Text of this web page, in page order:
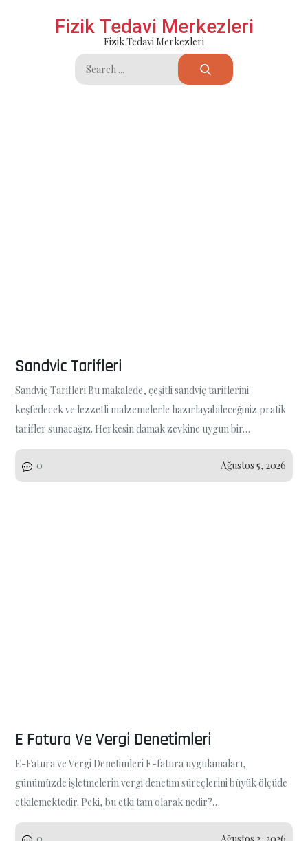
Fizik Tedavi Merkezleri
Fizik Tedavi Merkezleri
Search
for:
Sandvic Tarifleri
Sandviç Tarifleri Bu makalede, çeşitli sandviç tariflerini
keşfedecek ve lezzetli malzemelerle hazırlayabileceğiniz pratik
tarifler sunacağız. Herkesin damak zevkine uygun bir…
0 Ağustos 5, 2026
E Fatura Ve Vergi Denetimleri
E-Fatura ve Vergi Denetimleri E-fatura uygulamaları,
günümüzde işletmelerin vergi denetim süreçlerini büyük ölçüde
etkilemektedir. Peki, bu etki tam olarak nedir?…